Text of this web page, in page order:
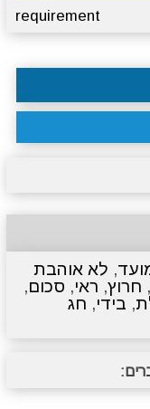
requirement
, לא אוהבת
, חרוץ, ראי, סכום,
, בידי, חג